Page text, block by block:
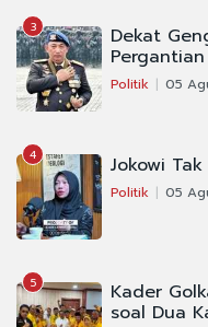
3 Dekat
Politik 05
4 Jokowi
Politik 05
5 Kader
soal Dua